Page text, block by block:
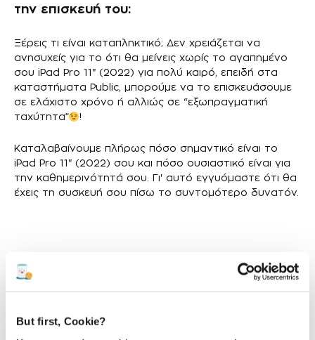
But first, Cookie?
την επισκευή του:
Ξέρεις τι είναι καταπληκτικό; Δεν χρειάζεται να
ανησυχείς για το ότι θα μείνεις χωρίς το αγαπημένο
σου iPad Pro 11" (2022) για πολύ καιρό, επειδή στα
καταστήματα Public, μπορούμε να το επισκευάσουμε
σε ελάχιστο χρόνο ή αλλιώς σε “εξωπραγματική
ταχύτητα”
!
Καταλαβαίνουμε πλήρως πόσο σημαντικό είναι το
iPad Pro 11" (2022) σου και πόσο ουσιαστικό είναι για
την καθημερινότητά σου. Γι' αυτό εγγυόμαστε ότι θα
έχεις τη συσκευή σου πίσω το συντομότερο δυνατόν.
Πότε μπορεί να χρειαστεί να γίνει αλλαγή
οθόνης στο iPad Pro 11" (2022) σου;
αλλαγή αν συμβεί κάτι από τα παρακάτω: